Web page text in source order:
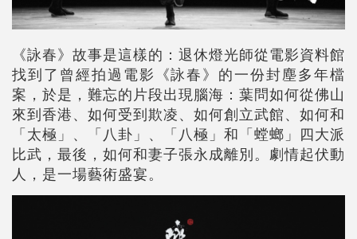
《詠春》故事是這樣的：退休燈光師從電影資料館
找到了曾經拍過電影《詠春》的一份封塵多年檔
案，於是，難忘的片段出現腦海：葉問如何從佛山
來到香港、如何受到欺凌、如何創立武館、如何和
「太極」、「八卦」、「八極」和「螳螂」四大派
比武，最後，如何和妻子張永成離別。劇情起伏動
人，是一場藝術盛宴。